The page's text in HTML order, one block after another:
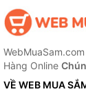
Hàng Online
VỀ WEB MUA